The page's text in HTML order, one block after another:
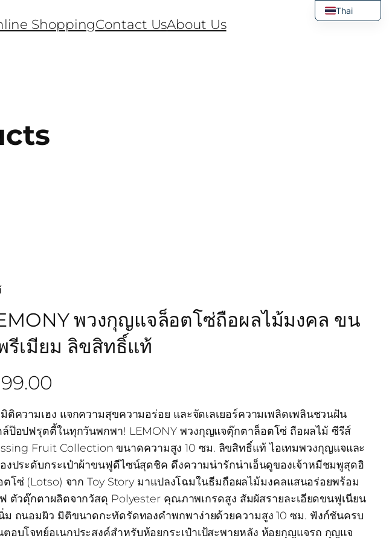
ShoppingContact UsAbout Us
พวงกุญแจล็อตโซ่ถือผลไม้มงคล ขน
รีเมียม ลิขสิทธิ์แท้
มิติความเฮง แจกความสุขความอร่อย และจัดเลเยอร์ความเพลิดเพลินชวนฝัน
ล์ป๊อปฟรุตตี้ในทุกวันพกพา! LEMONY พวงกุญแจตุ๊กตาล็อตโซ่ ถือผลไม้ ซีรีส์
Fruit Collection ขนาดความสูง 10 ซม. ลิขสิทธิ์แท้ ไอเทมพวงกุญแจและ
องประดับกระเป๋าผ้าขนฟูดีไซน์สุดชิค ดึงความน่ารักน่าเอ็นดูของเจ้าหมีชมพูสุดฮิ
ตโซ่ (Lotso) จาก Toy Story มาแปลงโฉมในธีมถือผลไม้มงคลแสนอร่อยพร้อม
ฟ ตัวตุ๊กตาผลิตจากวัสดุ Polyester คุณภาพเกรดสูง สัมผัสรายละเอียดขนฟูเนียน
ม ถนอมผิว มิติขนาดกะทัดรัดทองคำพกพาง่ายด้วยความสูง 10 ซม. ฟังก์ชันครบ
ตอบโจทย์อเนกประสงค์สำหรับห้อยกระเป๋าเป้สะพายหลัง ห้อยกุญแจรถ กุญแจ
Thai